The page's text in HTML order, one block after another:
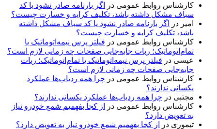
کارشناس روابط عمومی در
اگر بارنامه صادر نشود یا کد
سباف مشکل داشته باشد، تکلیف کرایه و خسارت چیست؟
امیر در
اگر بارنامه صادر نشود یا کد سباف مشکل داشته
باشد، تکلیف کرایه و خسارت چیست؟
کارشناس روابط عمومی در فیلتر پرس نیمه‌اتوماتیک یا
تمام‌اتوماتیک؛ ربات جابه‌جایی صفحات چه زمانی لازم است؟
عیسی در فیلتر پرس نیمه‌اتوماتیک یا تمام‌اتوماتیک؛ ربات
جابه‌جایی صفحات چه زمانی لازم است؟
کارشناس روابط عمومی در چرا همه ردیاب‌ها عملکرد
یکسانی ندارند؟
مجتبی در چرا همه ردیاب‌ها عملکرد یکسانی ندارند؟
کارشناس روابط عمومی در
از کجا بفهمیم شمع خودرو نیاز
به تعویض دارد؟
تیموری در از کجا بفهمیم شمع خودرو نیاز به تعویض دارد؟